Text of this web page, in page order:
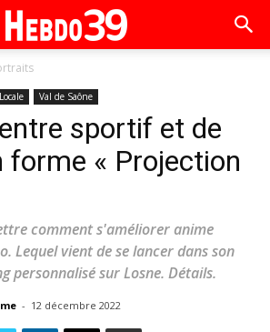
Val de Saône
sportif et de
forme « Projection
comment s'améliorer anime
Lequel vient de se lancer dans son
personnalisé sur Losne. Détails.
- 12 décembre 2022